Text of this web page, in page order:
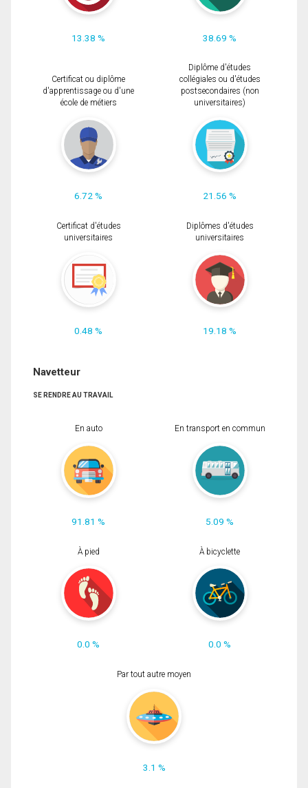
13.38 % 38.69 %
Certificat ou diplôme
d'apprentissage ou d'une
école de métiers
6.72 %
Diplôme d'études
collégiales ou d'études
postsecondaires (non
universitaires)
21.56 %
Certificat d'études
universitaires
0.48 %
Diplômes d'études
universitaires
19.18 %
Navetteur
SE RENDRE AU TRAVAIL
En auto
91.81 %
En transport en commun
5.09 %
À pied
0.0 %
À bicyclette
0.0 %
Par tout autre moyen
3.1 %